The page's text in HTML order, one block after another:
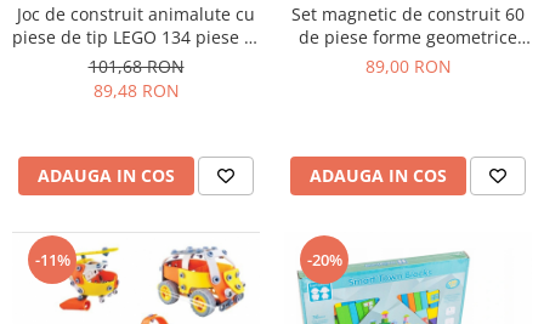
Joc de construit animalute cu
piese de tip LEGO 134 piese in
cutie de plastic cu maner
101,68 RON
89,48 RON
ADAUGA IN COS
Set magnetic de construit 60
de piese forme geometrice
din plastic abs Magnetic
89,00 RON
ADAUGA IN COS
-11% -20%